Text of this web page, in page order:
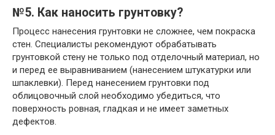
№5. Как наносить грунтовку?
Процесс нанесения грунтовки не сложнее, чем покраска
стен. Специалисты рекомендуют обрабатывать
грунтовкой стену не только под отделочный материал, но
и перед ее выравниванием (нанесением штукатурки или
шпаклевки). Перед нанесением грунтовки под
облицовочный слой необходимо убедиться, что
поверхность ровная, гладкая и не имеет заметных
дефектов.